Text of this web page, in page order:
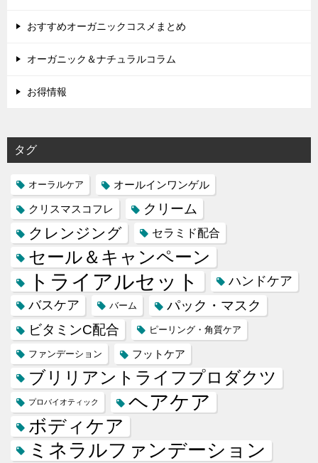
おすすめオーガニックコスメまとめ
オーガニック＆ナチュラルコラム
お得情報
タグ
オーラルケア
オールインワンゲル
クリスマスコフレ
クリーム
クレンジング セラミド配合
セール＆キャンペーン
トライアルセット
ハンドケア
バスケア
バーム
パック・マスク
ビタミンC配合
ピーリング・角質ケア
ファンデーション フットケア
ブリリアントライフプロダクツ
プロバイオティック ヘアケア
ボディケア
ミネラルファンデーション